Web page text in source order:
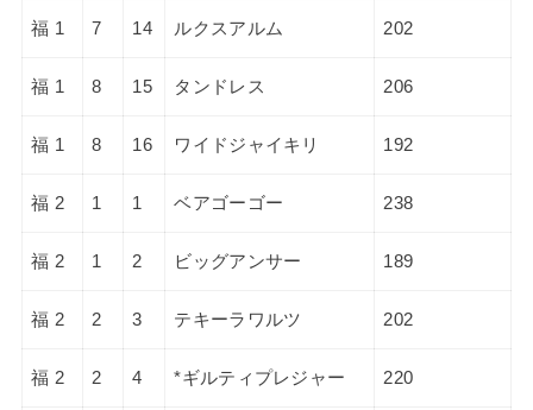
福 1 7 14 ルクスアルム 202
福 1 8 15 タンドレス 206
福 1 8 16 ワイドジャイキリ 192
福 2 1 1 ベアゴーゴー 238
福 2 1 2 ビッグアンサー 189
福 2 2 3 テキーラワルツ 202
福 2 2 4 *ギルティプレジャー 220